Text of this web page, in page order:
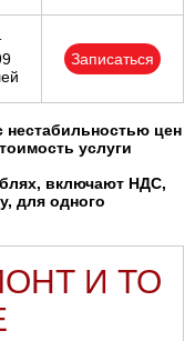
Записаться
цен
услуги
включают НДС,
для одного
И ТО